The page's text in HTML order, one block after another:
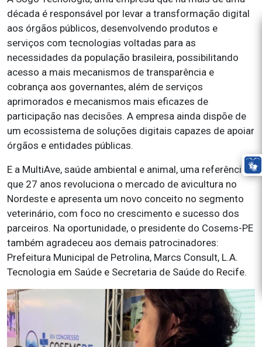
década é responsável por levar a transformação digital
aos órgãos públicos, desenvolvendo produtos e
serviços com tecnologias voltadas para as
necessidades da população brasileira, possibilitando
acesso a mais mecanismos de transparência e
cobrança aos governantes, além de serviços
aprimorados e mecanismos mais eficazes de
participação nas decisões. A empresa ainda dispõe de
um ecossistema de soluções digitais capazes de apoiar
órgãos e entidades públicas.
E a MultiAve, saúde ambiental e animal, uma referência
que 27 anos revoluciona o mercado de avicultura no
Nordeste e apresenta um novo conceito no segmento
veterinário, com foco no crescimento e sucesso dos
parceiros. Na oportunidade, o presidente do Cosems-PE
também agradeceu aos demais patrocinadores:
Prefeitura Municipal de Petrolina, Marcs Consult, L.A.
Tecnologia em Saúde e Secretaria de Saúde do Recife.